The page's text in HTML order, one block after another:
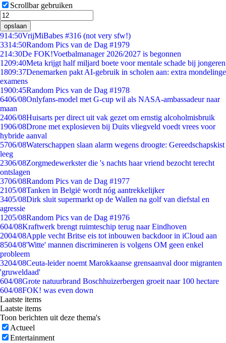
Scrollbar gebruiken
opslaan
914:50VrijMiBabes #316 (not very sfw!)
3314:50Random Pics van de Dag #1979
214:30De FOK!Voetbalmanager 2026/2027 is begonnen
1209:40Meta krijgt half miljard boete voor mentale schade bij jongeren
1809:37Denemarken pakt AI-gebruik in scholen aan: extra mondelinge
examens
1900:45Random Pics van de Dag #1978
6406/08Onlyfans-model met G-cup wil als NASA-ambassadeur naar
maan
2406/08Huisarts per direct uit vak gezet om ernstig alcoholmisbruik
1906/08Drone met explosieven bij Duits vliegveld voedt vrees voor
hybride aanval
5706/08Waterschappen slaan alarm wegens droogte: Gereedschapskist
leeg
2306/08Zorgmedewerkster die 's nachts haar vriend bezocht terecht
ontslagen
3706/08Random Pics van de Dag #1977
2105/08Tanken in België wordt nóg aantrekkelijker
3405/08Dirk sluit supermarkt op de Wallen na golf van diefstal en
agressie
1205/08Random Pics van de Dag #1976
604/08Kraftwerk brengt ruimteschip terug naar Eindhoven
2004/08Apple vecht Britse eis tot inbouwen backdoor in iCloud aan
8504/08'Witte' mannen discrimineren is volgens OM geen enkel
probleem
3204/08Ceuta-leider noemt Marokkaanse grensaanval door migranten
'gruweldaad'
604/08Grote natuurbrand Boschhuizerbergen groeit naar 100 hectare
604/08FOK! was even down
Laatste items
Laatste items
Toon berichten uit deze thema's
Actueel
Entertainment